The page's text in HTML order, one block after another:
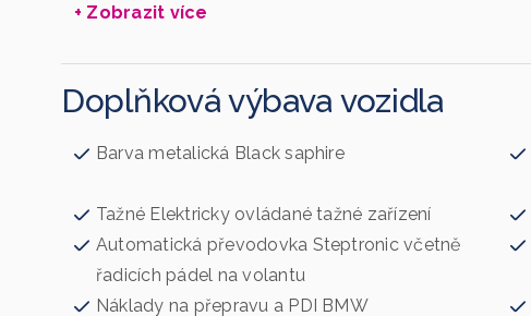
+ Zobrazit více
Doplňková výbava vozidla
Barva metalická Black saphire
Tažné Elektricky ovládané tažné zařízení
Automatická převodovka Steptronic včetně
řadicích pádel na volantu
Náklady na přepravu a PDI BMW